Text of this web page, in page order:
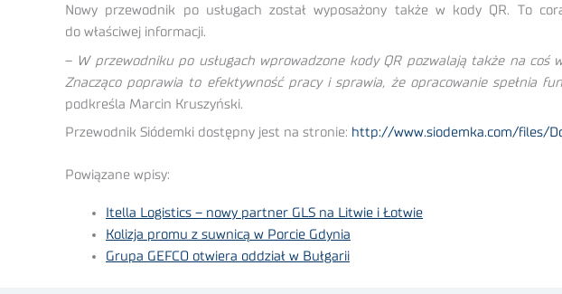
Nowy przewodnik po usługach został wyposażony także w kody QR. To
do właściwej informacji.
– W przewodniku po usługach wprowadzone kody QR pozwalają także na coś
Znacząco poprawia to efektywność pracy i sprawia, że opracowanie spełnia
podkreśla Marcin Kruszyński.
Przewodnik Siódemki dostępny jest na stronie: http://www.siodemka.com/files/
Powiązane wpisy:
Itella Logistics – nowy partner GLS na Litwie i Łotwie
Kolizja promu z suwnicą w Porcie Gdynia
Grupa GEFCO otwiera oddział w Bułgarii